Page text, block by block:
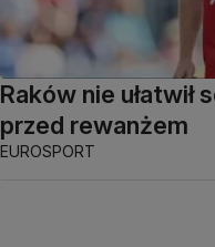
Raków nie ułatwił
przed rewanżem
EUROSPORT